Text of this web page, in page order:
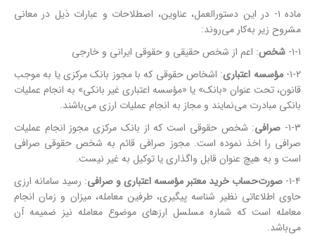
ماده ۱‏‏‏‏‏‏‏‏- در این دستورالعمل، عناوین، اصطلاحات و عبارات ذیل در معانی
مشروح زیر به‌کار می‌روند:
۱-۱- شخص: اعم از شخص حقیقی و حقوقی ایرانی و خارجی
۱-۲- مؤسسه اعتباری: اشخاص حقوقی که با مجوز بانک مرکزی یا به موجب
قانون، تحت عنوان «بانک» یا «مؤسسه اعتباری غیر بانکی» به انجام عملیات
بانکی مبادرت می‌نمایند و مجاز به انجام عملیات ارزی می‌باشند.
۱-۳- صرافی: شخص حقوقی است که از بانک مرکزی مجوز انجام عملیات
صرافی را اخذ نموده است. مجوز صرافی قائم به شخص حقوقی صرافی
است و به هیچ عنوان قابل واگذاری یا توکیل به غیر نیست.
۱-۴- صورت‌حساب خرید معتبر مؤسسه اعتباری و صرافی: رسید سامانه ارزی
حاوی اطلاعاتی نظیر شناسه پیگیری، طرفین معامله، میزان و زمان انجام
معامله است که شماره مسلسل ارزهای موضوع معامله نیز ضمیمه آن
می‌باشد.